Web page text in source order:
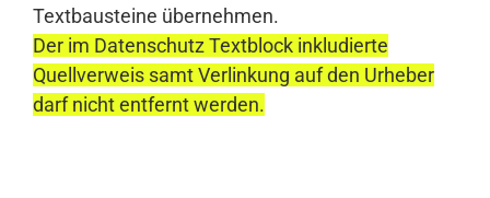
Textbausteine übernehmen.
Der im Datenschutz Textblock inkludierte
Quellverweis samt Verlinkung auf den Urheber
darf nicht entfernt werden.